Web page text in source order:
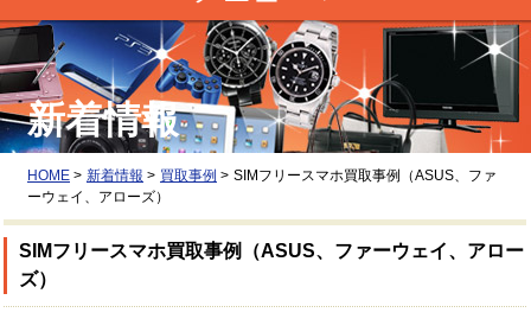
新着情報
HOME > 新着情報 > 買取事例 > SIMフリースマホ買取事例（ASUS、ファ
ーウェイ、アローズ）
SIMフリースマホ買取事例（ASUS、ファーウェイ、アロー
ズ）